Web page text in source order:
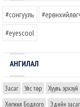
#сонгууль
#eyescool
АНГИЛАЛ
Засаг Улс төр Хууль эрхзүй
Хөгжил Бодлого
Эдийн засаг